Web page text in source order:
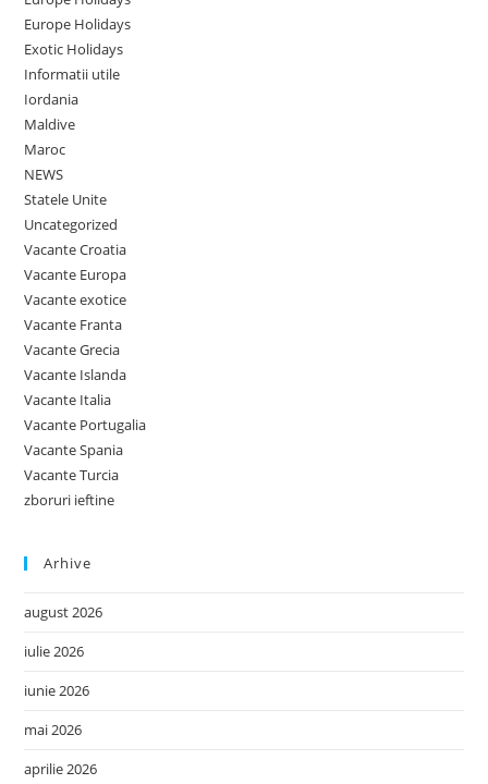
Europe Holidays
Exotic Holidays
Informatii utile
Iordania
Maldive
Maroc
NEWS
Statele Unite
Uncategorized
Vacante Croatia
Vacante Europa
Vacante exotice
Vacante Franta
Vacante Grecia
Vacante Islanda
Vacante Italia
Vacante Portugalia
Vacante Spania
Vacante Turcia
zboruri ieftine
Arhive
august 2026
iulie 2026
iunie 2026
mai 2026
aprilie 2026